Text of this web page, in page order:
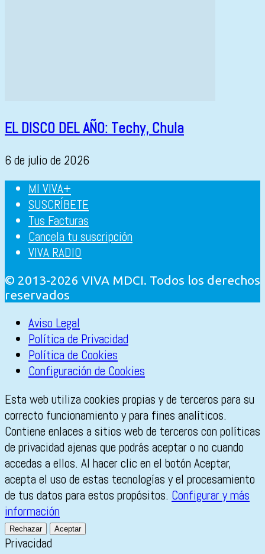
EL DISCO DEL AÑO: Techy, Chula
6 de julio de 2026
MI VIVA+
SUSCRÍBETE
Tus Facturas
Cancela tu suscripción
VIVA RADIO
© 2013-2026 VIVA MDCI. Todos los derechos
reservados
Aviso Legal
Política de Privacidad
Política de Cookies
Configuración de Cookies
Esta web utiliza cookies propias y de terceros para su
correcto funcionamiento y para fines analíticos.
Contiene enlaces a sitios web de terceros con políticas
de privacidad ajenas que podrás aceptar o no cuando
accedas a ellos. Al hacer clic en el botón Aceptar,
acepta el uso de estas tecnologías y el procesamiento
de tus datos para estos propósitos. Configurar y más
información
Rechazar Aceptar
Privacidad